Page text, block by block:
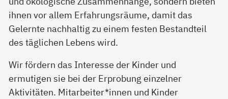
ihnen vor allem Erfahrungsräume, damit das
Gelernte nachhaltig zu einem festen Bestandteil
des täglichen Lebens wird.
Wir fördern das Interesse der Kinder und
ermutigen sie bei der Erprobung einzelner
Aktivitäten. Mitarbeiter*innen und Kinder